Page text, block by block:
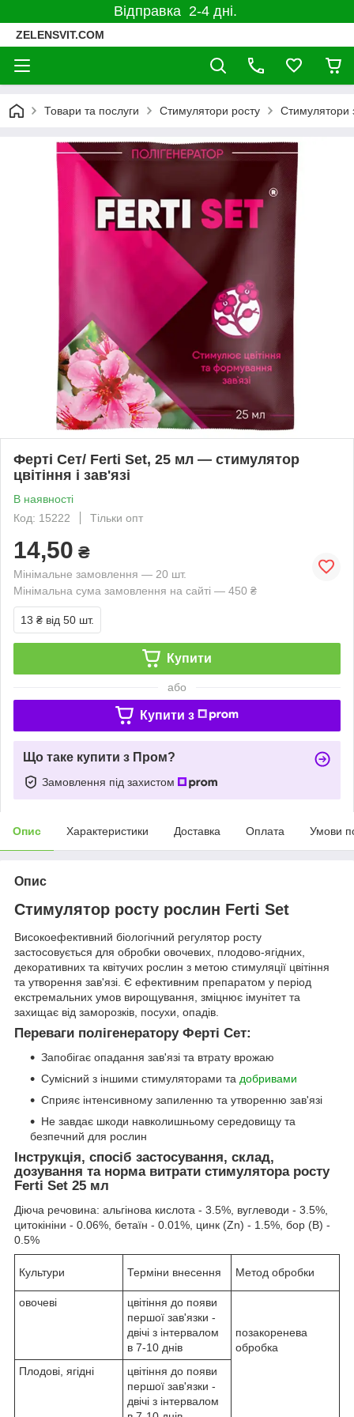
Відправка 2-4 дні.
ZELENSVIT.COM
Товари та послуги Стимулятори росту Стимулятори
Ферті Сет/ Ferti Set, 25 мл — стимулятор
цвітіння і зав'язі
В наявності
Код: 15222
Тільки опт
14,50 ₴
Мінімальне замовлення — 20 шт.
Мінімальна сума замовлення на сайті — 450 ₴
13 ₴ від 50 шт.
Купити
або
Купити з
Що таке купити з Пром?
Замовлення під захистом
Опис Характеристики Доставка Оплата Умови
Опис
Стимулятор росту рослин Ferti Set
Високоефективний біологічний регулятор росту
застосовується для обробки овочевих, плодово-ягідних,
декоративних та квітучих рослин з метою стимуляції цвітіння
та утворення зав'язі. Є ефективним препаратом у період
екстремальних умов вирощування, зміцнює імунітет та
захищає від заморозків, посухи, опадів.
Переваги полігенератору Ферті Сет:
Запобігає опадання зав'язі та втрату врожаю
Сумісний з іншими стимуляторами та добривами
Сприяє інтенсивному запиленню та утворенню зав'язі
Не завдає шкоди навколишньому середовищу та
безпечний для рослин
Інструкція, спосіб застосування, склад,
дозування та норма витрати стимулятора росту
Ferti Set 25 мл
Діюча речовина: альгінова кислота - 3.5%, вуглеводи - 3.5%,
цитокініни - 0.06%, бетаїн - 0.01%, цинк (Zn) - 1.5%, бор (В) -
0.5%
Культури Терміни внесення Метод обробки
овочеві
цвітіння до появи
першої зав'язки -
двічі з інтервалом
в 7-10 днів
позакоренева
обробка
Плодові, ягідні
цвітіння до появи
першої зав'язки -
двічі з інтервалом